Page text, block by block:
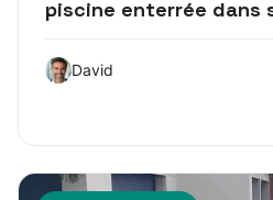
piscine enterrée dans
David